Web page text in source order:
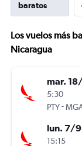
baratos
Los vuelos más
Nicaragua
mar.
5:30
PTY-
lun. 7/9
15:15